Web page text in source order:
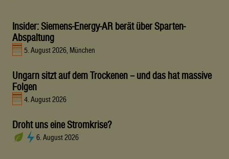
Insider: Siemens-Energy-AR berät über Sparten-
Abspaltung
5. August 2026, München
Ungarn sitzt auf dem Trockenen – und das hat massive
Folgen
4. August 2026
Droht uns eine Stromkrise?
6. August 2026